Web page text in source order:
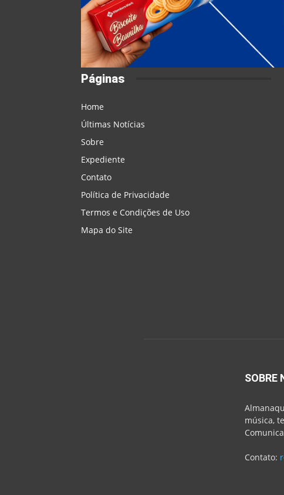
Páginas
Home
Últimas Notícias
Sobre
Expediente
Contato
Política de Privacidade
Termos e Condições de Uso
Mapa do Site
SOBRE
música,
Contato: